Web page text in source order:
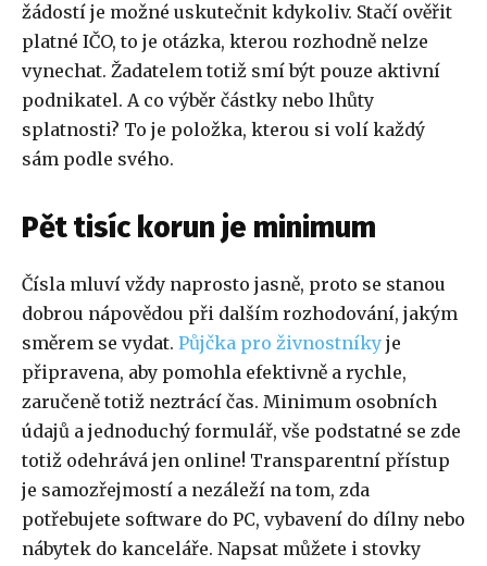
žádostí je možné uskutečnit kdykoliv. Stačí ověřit
platné IČO, to je otázka, kterou rozhodně nelze
vynechat. Žadatelem totiž smí být pouze aktivní
podnikatel. A co výběr částky nebo lhůty
splatnosti? To je položka, kterou si volí každý
sám podle svého.
Pět tisíc korun je minimum
Čísla mluví vždy naprosto jasně, proto se stanou
dobrou nápovědou při dalším rozhodování, jakým
směrem se vydat. Půjčka pro živnostníky je
připravena, aby pomohla efektivně a rychle,
zaručeně totiž neztrácí čas. Minimum osobních
údajů a jednoduchý formulář, vše podstatné se zde
totiž odehrává jen online! Transparentní přístup
je samozřejmostí a nezáleží na tom, zda
potřebujete software do PC, vybavení do dílny nebo
nábytek do kanceláře. Napsat můžete i stovky